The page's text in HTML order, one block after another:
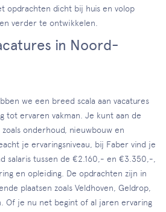
opdrachten dicht bij huis en volop
verder te ontwikkelen.
in Noord-
we een breed scala aan vacatures
tot ervaren vakman. Je kunt aan de
onderhoud, nieuwbouw en
je ervaringsniveau, bij Faber vind je
salaris tussen de €2.160,- en €3.350,-,
en opleiding. De opdrachten zijn in
plaatsen zoals Veldhoven, Geldrop,
Of je nu net begint of al jaren ervaring